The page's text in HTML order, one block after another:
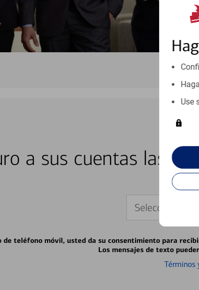
Use
BANCA EN
a sus cuentas las
Seleccione su
de teléfono móvil, usted da su consentimiento para
Los mensajes de texto
Términos